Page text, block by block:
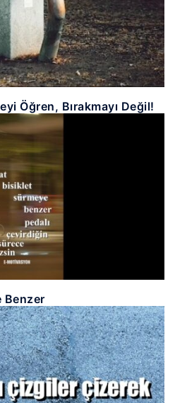
Öğren, Bırakmayı Değil!
Benzer